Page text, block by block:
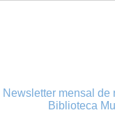
Newsletter mensal
Biblioteca